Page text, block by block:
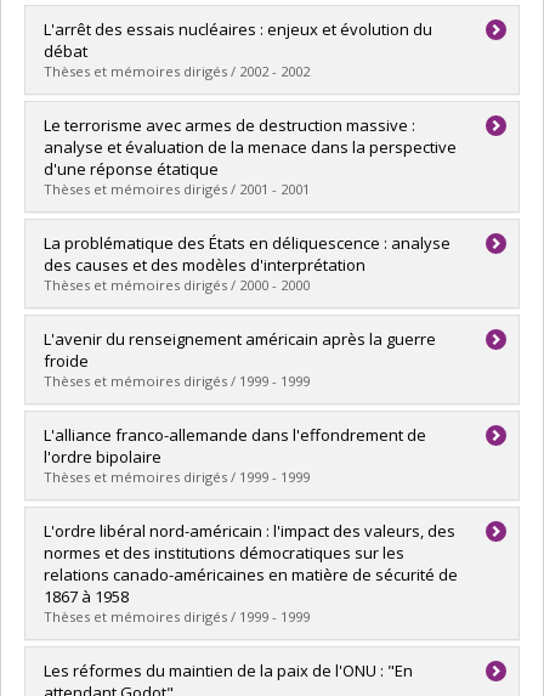
Diplômé(e) :Créon, Catherine
Cycle :
Diplôme obtenu :M. Sc.
Lien vers le document dans Papyrus
L'arrêt des essais nucléaires : enjeux et évolution du
débat
Thèses et mémoires dirigés / 2002 - 2002
Diplômé(e) : Amireault, Éric
Cycle :Maîtrise
Diplôme obtenu :M. Sc.
Lien vers le document dans Papyrus
Le terrorisme avec armes de destruction massive :
analyse et évaluation de la menace dans la perspective
d'une réponse étatique
Thèses et mémoires dirigés / 2001 - 2001
Diplômé(e) :Légaré, François
Cycle :Maîtrise
Diplôme obtenu :M. Sc.
Lien vers le document dans Papyrus
La problématique des États en déliquescence : analyse
des causes et des modèles d'interprétation
Thèses et mémoires dirigés / 2000 - 2000
Diplômé(e) :Larue, Cynthia
Cycle :
Diplôme obtenu :M. Sc.
Lien vers le document dans Papyrus
L'avenir du renseignement américain après la guerre
froide
Thèses et mémoires dirigés / 1999 - 1999
Diplômé(e) :Poulet, François
Cycle : Maîtrise
Diplôme obtenu :M. Sc.
Lien vers le document dans Papyrus
L'alliance franco-allemande dans l'effondrement de
l'ordre bipolaire
Thèses et mémoires dirigés / 1999 - 1999
Diplômé(e) :Maury, Louis-Olivier
Cycle :Maîtrise
Diplôme obtenu :M. Sc.
Lien vers le document dans Papyrus
L'ordre libéral nord-américain : l'impact des valeurs, des
normes et des institutions démocratiques sur les
relations canado-américaines en matière de sécurité de
1867 à 1958
Thèses et mémoires dirigés / 1999 - 1999
Diplômé(e) : Roussel, Stéphane
Cycle :Doctorat
Les réformes du maintien de la paix de l'ONU : "En